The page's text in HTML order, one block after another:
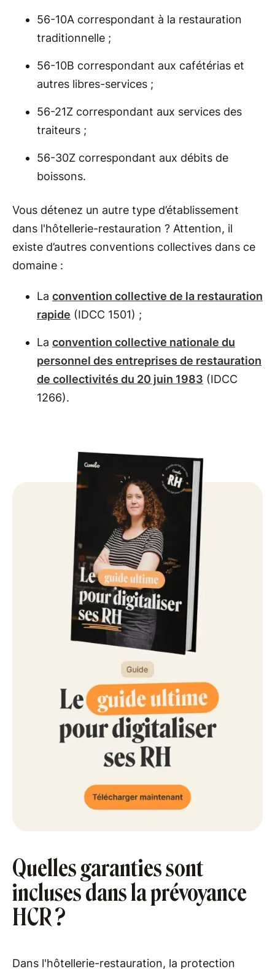
56-10A correspondant à la restauration
traditionnelle ;
56-10B correspondant aux cafétérias et
autres libres-services ;
56-21Z correspondant aux services des
traiteurs ;
56-30Z correspondant aux débits de
boissons.
Vous détenez un autre type d’établissement
dans l'hôtellerie-restauration ? Attention, il
existe d’autres conventions collectives dans ce
domaine :
La convention collective de la restauration
rapide (IDCC 1501) ;
La convention collective nationale du
personnel des entreprises de restauration
de collectivités du 20 juin 1983 (IDCC
1266).
Quelles garanties sont
incluses dans la prévoyance
HCR ?
Dans l'hôtellerie-restauration, la protection